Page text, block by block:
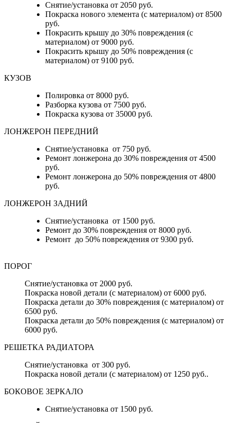
Снятие/установка от 2050 руб.
Покраска нового элемента (с материалом) от 8500
руб.
Покрасить крышу до 30% повреждения (с
материалом) от 9000 руб.
Покрасить крышу до 50% повреждения (с
материалом) от 9100 руб.
КУЗОВ
Полировка от 8000 руб.
Разборка кузова от 7500 руб.
Покраска кузова от 35000 руб.
ЛОНЖЕРОН ПЕРЕДНИЙ
Снятие/установка от 750 руб.
Ремонт лонжерона до 30% повреждения от 4500
руб.
Ремонт лонжерона до 50% повреждения от 4800
руб.
ЛОНЖЕРОН ЗАДНИЙ
Снятие/установка от 1500 руб.
Ремонт до 30% повреждения от 8000 руб.
Ремонт до 50% повреждения от 9300 руб.
ПОРОГ
Снятие/установка от 2000 руб.
Покраска новой детали (с материалом) от 6000 руб.
Покраска детали до 30% повреждения (с материалом) от
6500 руб.
Покраска детали до 50% повреждения (с материалом) от
6000 руб.
РЕШЕТКА РАДИАТОРА
Снятие/установка от 300 руб.
Покраска новой детали (с материалом) от 1250 руб..
БОКОВОЕ ЗЕРКАЛО
Снятие/установка от 1500 руб.